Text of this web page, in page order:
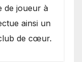
de joueur à
ainsi un
de cœur.